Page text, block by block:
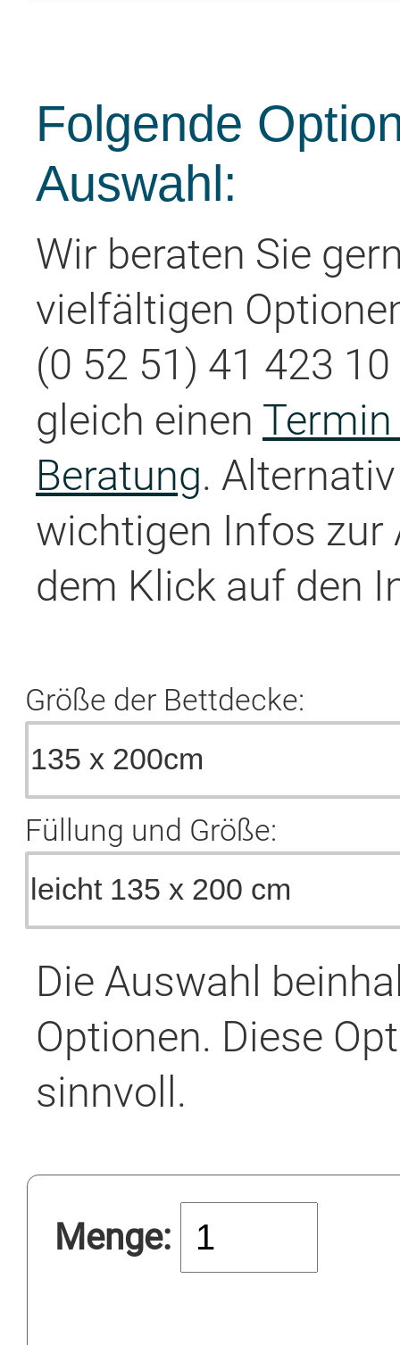
Folgende
Auswahl:
Wir beraten Sie
vielfältigen
(0 52 51) 41 423
gleich einen
Beratung.
wichtigen Infos zur
dem Klick auf den
Größe der Bettdecke:
Füllung und Größe:
Die Auswahl
Optionen. Diese
sinnvoll.
Menge: